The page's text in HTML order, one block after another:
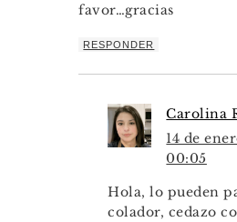
favor…gracias
RESPONDER
Carolina
14 de
00:05
Hola, lo pueden
colador, cedazo